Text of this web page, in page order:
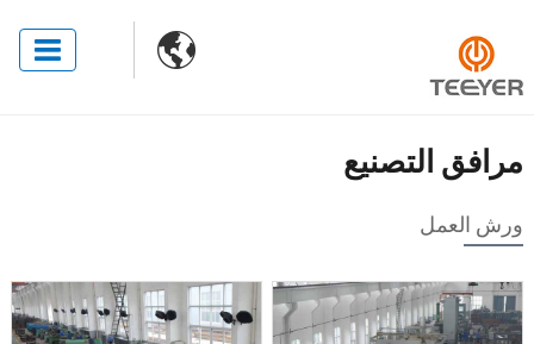

مرافق التصنيع
ورش العمل